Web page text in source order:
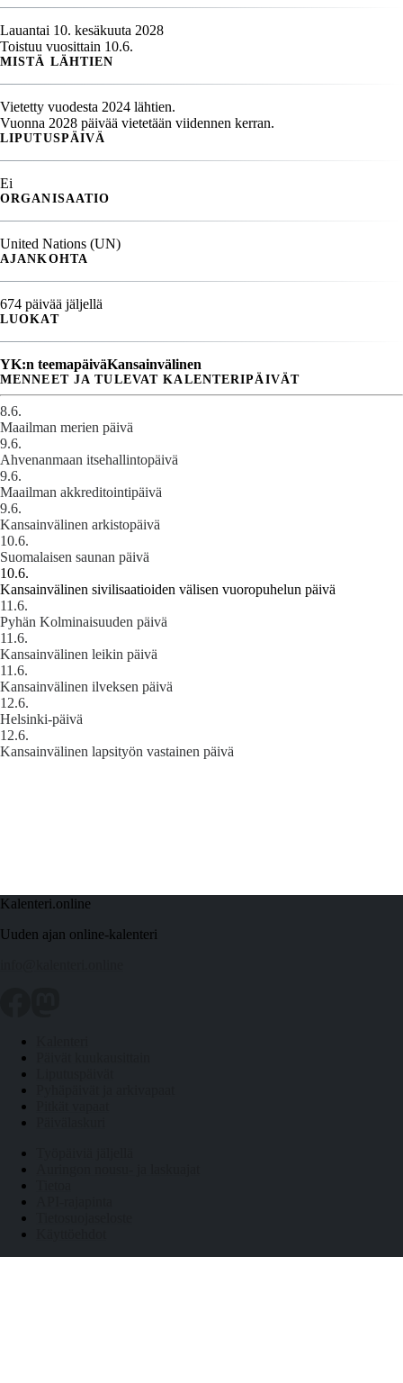
Lauantai 10. kesäkuuta 2028
Toistuu vuosittain 10.6.
MISTÄ LÄHTIEN
Vietetty vuodesta 2024 lähtien.
Vuonna 2028 päivää vietetään viidennen kerran.
LIPUTUSPÄIVÄ
Ei
ORGANISAATIO
United Nations (UN)
AJANKOHTA
674 päivää jäljellä
LUOKAT
YK:n teemapäiväKansainvälinen
MENNEET JA TULEVAT KALENTERIPÄIVÄT
8.6.
Maailman merien päivä
9.6.
Ahvenanmaan itsehallintopäivä
9.6.
Maailman akkreditointipäivä
9.6.
Kansainvälinen arkistopäivä
10.6.
Suomalaisen saunan päivä
10.6.
Kansainvälinen sivilisaatioiden välisen vuoropuhelun päivä
11.6.
Pyhän Kolminaisuuden päivä
11.6.
Kansainvälinen leikin päivä
11.6.
Kansainvälinen ilveksen päivä
12.6.
Helsinki-päivä
12.6.
Kansainvälinen lapsityön vastainen päivä
Kalenteri.online
Uuden ajan online-kalenteri